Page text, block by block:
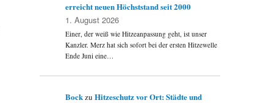
erreicht neuen Höchststand seit 2000
1. August 2026
Einer, der weiß wie Hitzeanpassung geht, ist unser
Kanzler. Merz hat sich sofort bei der ersten Hitzewelle
Ende Juni eine…
BockzuHitzeschutz vor Ort: Städte und